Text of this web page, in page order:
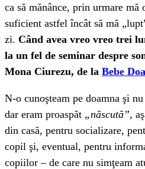
ca să mănânce, prin urmare
suficient astfel încât să mă
zi. Când avea vreo vreo trei
la un fel de seminar despre
Mona Ciurezu, de la Bebe
N-o cunoşteam pe doamna şi
dar eram proaspăt „născută”,
din casă, pentru socializare,
copil şi, eventual, pentru
copiilor – de care nu simţeam